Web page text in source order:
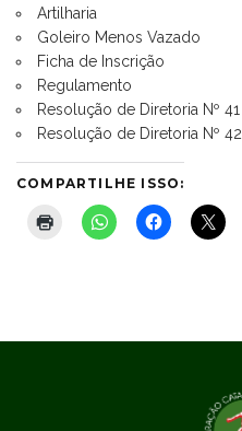
Artilharia
Goleiro Menos Vazado
Ficha de Inscrição
Regulamento
Resolução de Diretoria Nº 41
Resolução de Diretoria Nº 42
COMPARTILHE ISSO: